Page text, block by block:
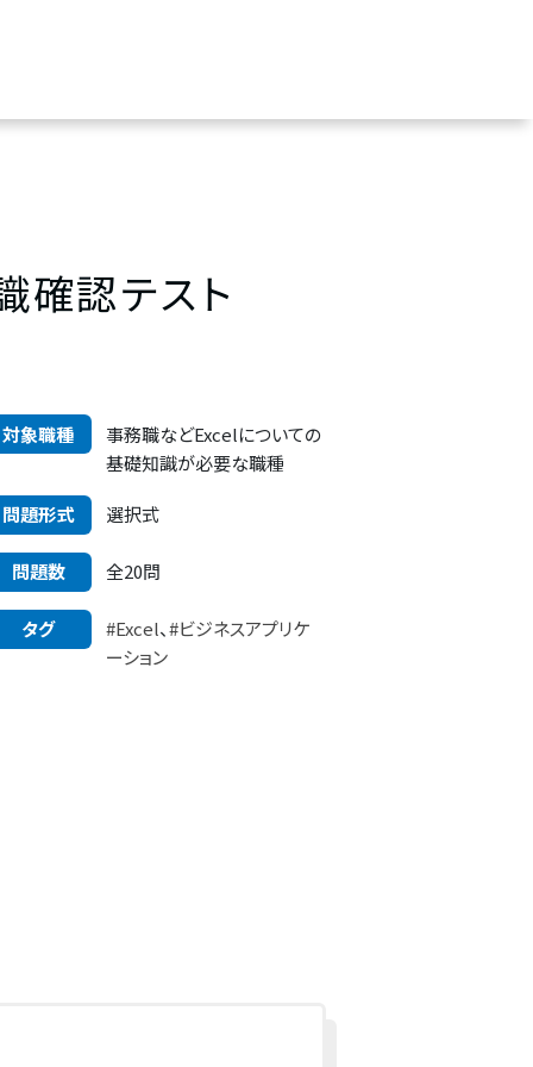
確認テスト
対象職種
事務職などExcelについての
基礎知識が必要な職種
問題形式 選択式
問題数 全20問
タグ #Excel、#ビジネスアプリケ
ーション